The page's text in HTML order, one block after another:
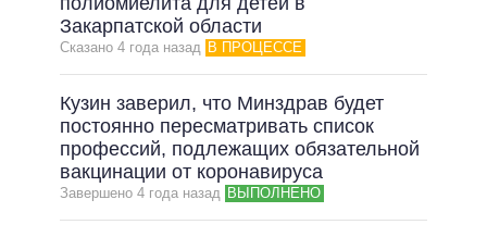
Закарпатской области
Сказано 4 года назад В ПРОЦЕССЕ
Кузин заверил, что Минздрав будет
постоянно пересматривать список
профессий, подлежащих обязательной
вакцинации от коронавируса
Завершено 4 года назад ВЫПОЛНЕНО